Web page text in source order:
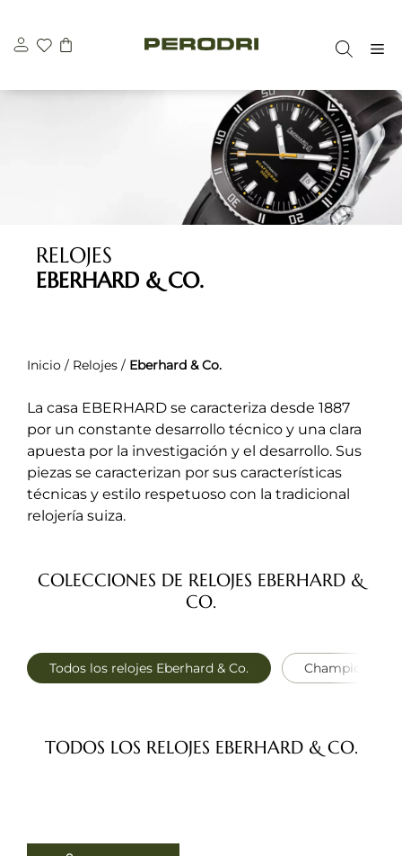
contenido
RELOJES
EBERHARD & CO.
Inicio / Relojes / Eberhard & Co.
La casa EBERHARD se caracteriza desde 1887
por un constante desarrollo técnico y una clara
apuesta por la investigación y el desarrollo. Sus
piezas se caracterizan por sus características
técnicas y estilo respetuoso con la tradicional
relojería suiza.
COLECCIONES DE RELOJES EBERHARD &
CO.
Todos los relojes Eberhard & Co. Champion V
TODOS LOS RELOJES EBERHARD & CO.